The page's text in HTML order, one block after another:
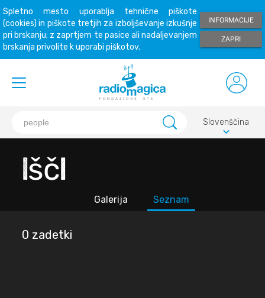
Spletno mesto uporablja tehnične piškote
(cookies) in piškote tretjih za izboljševanje izkušnje
pri brskanju; z zaprtjem te pasice ali nadaljevanjem
brskanja privolite k uporabi piškotov.
INFORMACIJE
ZAPRI
Slovenščina
keyboard_arrow_down
Išči
Galerija Seznam
0 zadetki